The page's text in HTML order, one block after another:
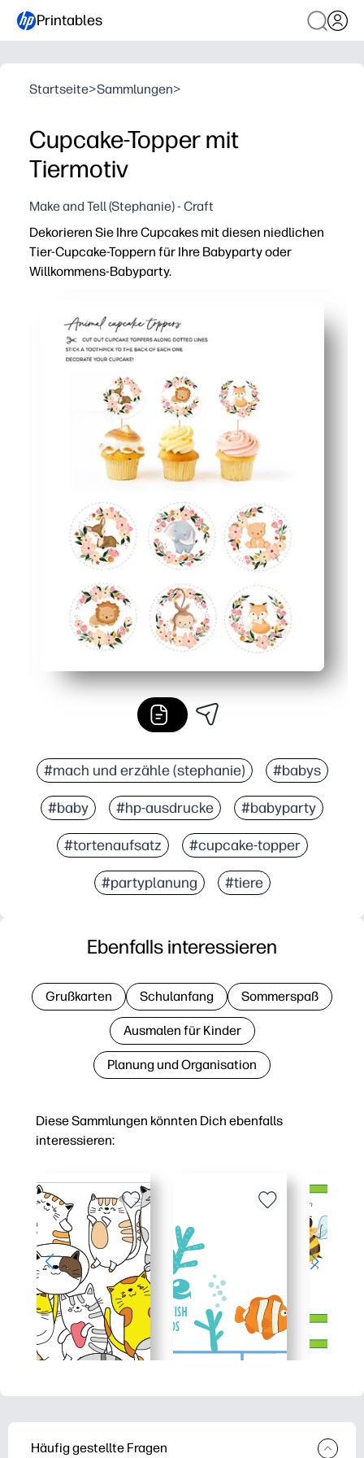
Printables
Startseite>Sammlungen>
Cupcake-Topper mit
Tiermotiv
Make and Tell (Stephanie) - Craft
Dekorieren Sie Ihre Cupcakes mit diesen niedlichen
Tier-Cupcake-Toppern für Ihre Babyparty oder
Willkommens-Babyparty.
Bezaubernde Tierbabys verbinden Ihr Thema im
Flexibel und unkompliziert — verwenden Sie
Perfekt zum Fotografieren und als Andenken
#mach und erzähle (stephanie) #babys
#baby #hp-ausdrucke #babyparty
#tortenaufsatz #cupcake-topper
#partyplanung #tiere
Diese Sammlungen könnten Dich ebenfalls
interessieren:
Ebenfalls interessieren
Grußkarten Schulanfang Sommerspaß
Ausmalen für Kinder
Planung und Organisation
Häufig gestellte Fragen